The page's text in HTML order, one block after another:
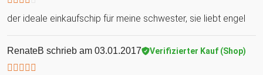
der ideale einkaufschip für meine schwester, sie liebt engel
RenateB schrieb am 03.01.2017 Verifizierter Kauf (Shop)